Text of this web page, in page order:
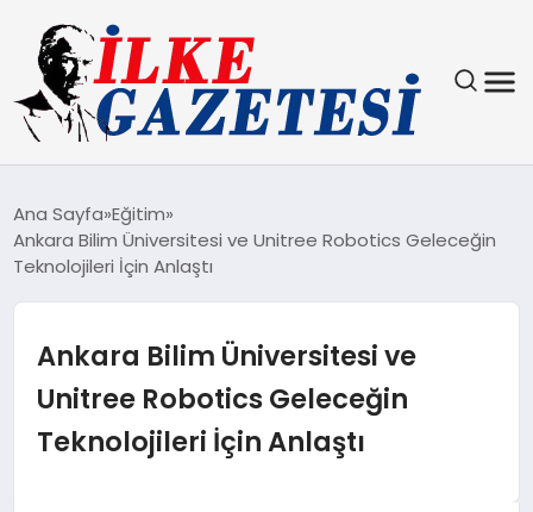
TEKNOLOJI
MAGAZIN
Ana Sayfa Eğitim
Ankara Bilim Üniversitesi ve Unitree Robotics Geleceğin
Teknolojileri İçin Anlaştı
Ankara Bilim Üniversitesi ve
Unitree Robotics Geleceğin
Teknolojileri İçin Anlaştı